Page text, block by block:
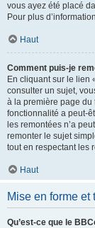
vous ayez été placé
Pour plus
Haut
Comment puis-je
En cliquant sur le lien
consulter un sujet,
à la première page du
fonctionnalité a peut-
les remontées n’a
remonter le sujet
tout en respectant les
Haut
Mise en forme et
Qu’est-ce que le